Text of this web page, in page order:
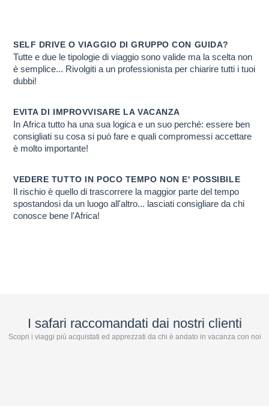
SELF DRIVE O VIAGGIO DI GRUPPO CON GUIDA?
Tutte e due le tipologie di viaggio sono valide ma la scelta non
è semplice... Rivolgiti a un professionista per chiarire tutti i tuoi
dubbi!
EVITA DI IMPROVVISARE LA VACANZA
In Africa tutto ha una sua logica e un suo perché: essere ben
consigliati su cosa si può fare e quali compromessi accettare
è molto importante!
VEDERE TUTTO IN POCO TEMPO NON E' POSSIBILE
Il rischio è quello di trascorrere la maggior parte del tempo
spostandosi da un luogo all'altro... lasciati consigliare da chi
conosce bene l'Africa!
I safari raccomandati dai nostri clienti
Scopri i viaggi più acquistati ed apprezzati da chi è andato in vacanza con noi